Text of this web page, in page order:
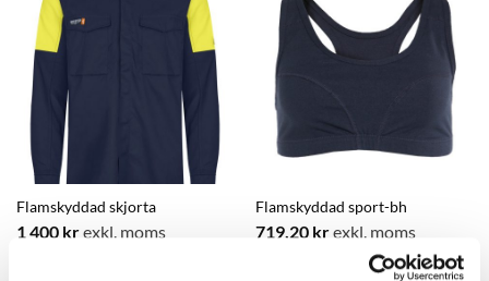
Flamskyddad skjorta
1 400 krexkl. moms
Flamskyddad sport-bh
719,20 krexkl. moms